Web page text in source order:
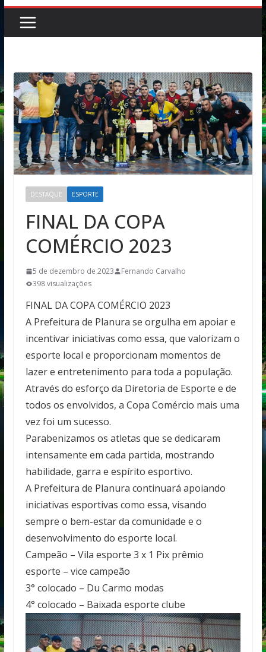
DESTAQUE ESPORTE
FINAL DA COPA
COMÉRCIO 2023
5 de dezembro de 2023
Fernando Carvalho
398 visualizações
FINAL DA COPA COMÉRCIO 2023
A Prefeitura de Planura se orgulha em apoiar e
incentivar iniciativas como essa, que valorizam o
esporte local e proporcionam momentos de
lazer e entretenimento para toda a população.
Através do esforço da Diretoria de Esporte e de
todos os envolvidos, a Copa Comércio mais uma
vez foi um sucesso.
Parabenizamos os atletas que se dedicaram
intensamente em cada partida, mostrando
habilidade, garra e espírito esportivo.
A Prefeitura de Planura continuará apoiando
iniciativas esportivas como essa, visando
sempre o bem-estar da comunidade e o
desenvolvimento do esporte local.
Campeão – Vila esporte 3 x 1 Pix prêmio
esporte – vice campeão
3° colocado – Du Carmo modas
4° colocado – Baixada esporte clube